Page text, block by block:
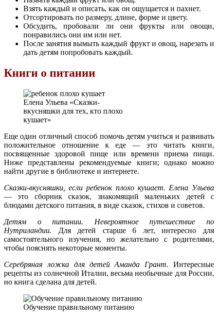
Взять каждый и описать, как он ощущается и пахнет.
Отсортировать по размеру, длине, форме и цвету.
Обсудить, пробовали ли они фрукты или овощи,
понравились они им или нет.
После занятия вымыть каждый фрукт и овощ, нарезать и
дать детям попробовать каждый.
Книги о питании
Елена Ульева «Сказки-
вкусняшки для тех, кто плохо
кушает»
Еще один отличный способ помочь детям учиться и развивать
положительное отношение к еде — это читать книги,
посвященные здоровой пище или времени приема пищи.
Ниже представлены рекомендуемые книги; однако можно
найти другие в библиотеке и интернете.
Сказки-вкусняшки, если ребенок плохо кушает. Елена Ульева
— это сборник сказок, знакомящий маленьких детей с
блюдами детского питания, в виде сказок, стихов и советов.
Детям о питании. Невероятное путешествие по
Нутриландии. Для детей старше 6 лет, интересно для
самостоятельного изучения, но желательно с родителями,
чтобы пояснять некоторые моменты.
Серебряная ложка для детей Аманда Грант. Интересные
рецепты из солнечной Италии, весьма необычные для России,
но книга сделана для детей.
Обучение правильному питанию